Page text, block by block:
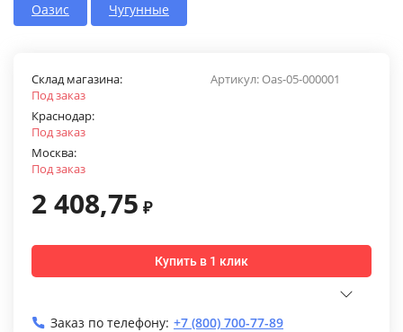
Оазис Чугунные
Артикул:Oas-05-000001
Склад магазина:
Под заказ
Краснодар:
Под заказ
Москва:
Под заказ
2 408,75 ₽
Купить в 1 клик
Заказ по телефону: +7 (800) 700-77-89